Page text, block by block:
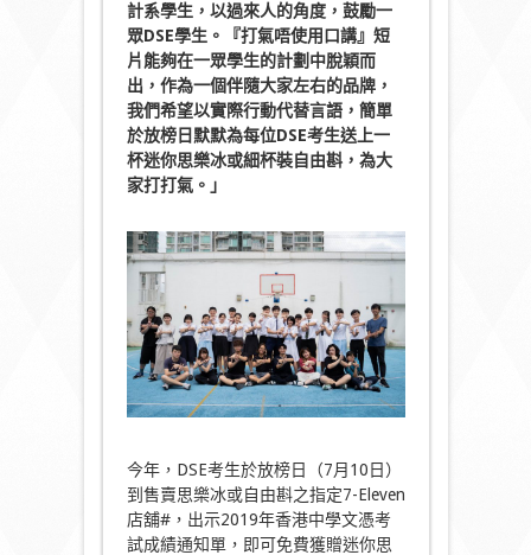
計系學生，以過來人的角度，鼓勵一
眾DSE學生。『打氣唔使用口講』短
片能夠在一眾學生的計劃中脫穎而
出，作為一個伴隨大家左右的品牌，
我們希望以實際行動代替言語，簡單
於放榜日默默為每位DSE考生送上一
杯迷你思樂冰或細杯裝自由斟，為大
家打打氣。」
今年，DSE考生於放榜日（7月10日）
到售賣思樂冰或自由斟之指定7-Eleven
店舖#，出示2019年香港中學文憑考
試成績通知單，即可免費獲贈迷你思